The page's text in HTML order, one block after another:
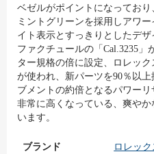
ベゼルがポイントになってお
ミントグリーンを採用しアワ
イト表示とすっきりとしたデ
ファクチュールの「Cal.3235
ター規格の倍に設定、ロレッ
が使われ、新パーツを90％以
ブメントの約倍となるパワー
非常に高くなっている、爽や
います。
ブランド ロレック